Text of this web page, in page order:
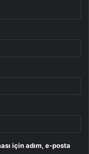
için adım, e-posta